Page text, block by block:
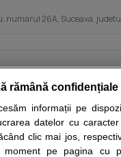
numarul 26A, Suceava, judetul
Interpretare analize
si orice alte informatii
investigatiilor si analizelor
in sistemul de
rămână confidențiale
informații pe
datelor cu caracter
clic mai jos,
pe pagina cu